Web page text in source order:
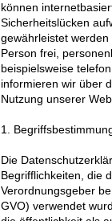
können
Sicherheitslücken
gewährleistet
Person frei,
beispielsweise
informieren wir über
Nutzung unserer
1.
Die
Begrifflichkeiten, die
Verordnungsgeber
GVO) verwendet